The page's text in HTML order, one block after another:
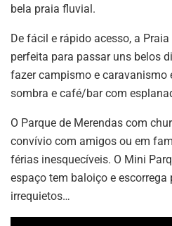
bela praia fluvial.
De fácil e rápido acesso, a
perfeita para passar uns belos
fazer campismo e caravanismo
sombra e café/bar com
O Parque de Merendas com
convívio com amigos ou em
férias inesquecíveis. O Mini
espaço tem baloiço e escorrega
irrequietos…